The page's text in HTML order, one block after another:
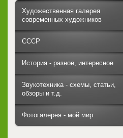
Художественная галерея
современных художников
СССР
История - разное, интересное
Звукотехника - схемы, статьи,
обзоры и т.д.
Фотогалерея - мой мир